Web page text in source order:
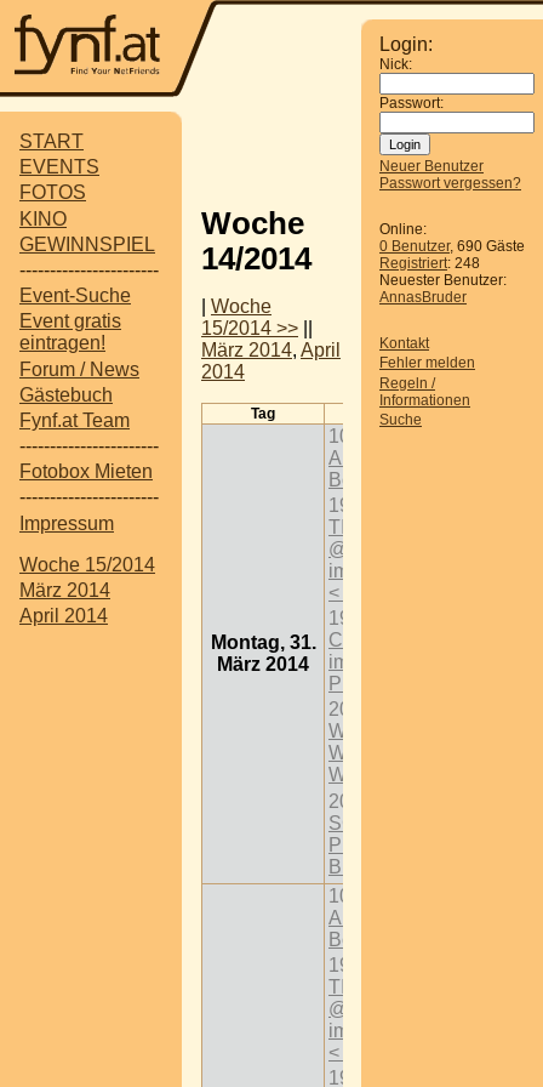
START
EVENTS
FOTOS
KINO
GEWINNSPIEL
-----------------------
Event-Suche
Event gratis
eintragen!
Forum / News
Gästebuch
Fynf.at Team
-----------------------
Fotobox Mieten
-----------------------
Impressum
Woche 15/2014
März 2014
April 2014
Login:
Nick:
Passwort:
Neuer Benutzer
Passwort vergessen?
Online:
0 Benutzer, 690 Gäste
Registriert: 248
Neuester Benutzer:
AnnasBruder
Kontakt
Fehler melden
Regeln /
Informationen
Suche
Woche
14/2014
Woche
15/2014 >>
März 2014, April
2014
Tag Termine
Montag, 31.
März 2014
10:00
Ausstellung
Böse Dinge
19:30
TIMEKEEPERS
@ KIP - Kunst
im Prückel > W
< 1 Bez
19:30
Christmas Carol
im Theater im
Prückl in Wien
20:00
Wienereien @
Weinhaus Sittl >
W < 16 Bez
20:00
SCHINAGL
PERCEPTION
BREAD
10:00
Ausstellung
Böse Dinge
19:30
TIMEKEEPERS
@ KIP - Kunst
im Prückel > W
< 1 Bez
19:30